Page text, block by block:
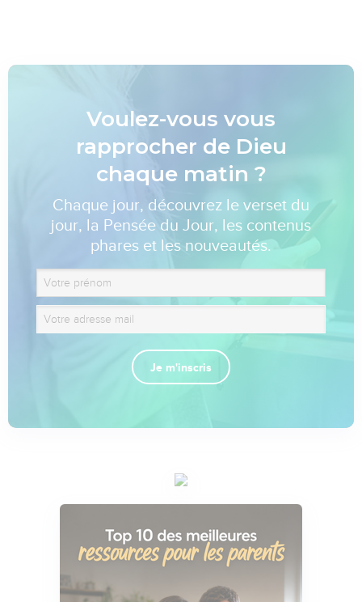
Voulez-vous vous
rapprocher de Dieu
chaque matin ?
Chaque jour, découvrez le verset du
jour, la Pensée du Jour, les contenus
phares et les nouveautés.
Je m'inscris